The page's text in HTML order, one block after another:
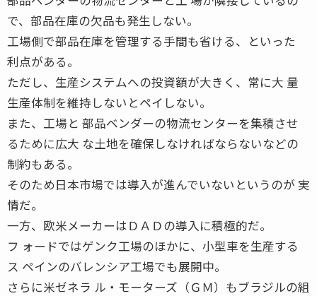
で、部品在庫の欠品も発生しない。
工場側で部品在庫を管理する手間も省ける、といった
利点がある。
ただし、生産システムへの投資額が大きく、常に大 量
生産体制を維持しないとペイしない。
また、工場と 部品ベンダーの物流センターを集積させ
るために広大 な土地を確保しなければならないなどの
制約もある。
そのため日本市場では導入が進んでいないというのが 実
情だ。
一方、欧米メーカーはＤＡＤの導入に積極的だ。
フ ォードではゲンク工場のほかに、小型車を生産する
ス ペインのバレンシア工場でも展開中。
さらに米ゼネラ ル・モーターズ（ＧＭ）もブラジルの組